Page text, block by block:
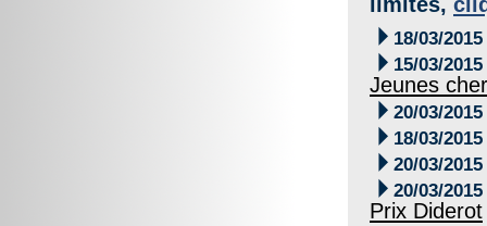
 18/03/2015
 15/03/2015
Jeunes
 20/03/2015
 18/03/2015
 20/03/2015
 20/03/2015
Prix Diderot